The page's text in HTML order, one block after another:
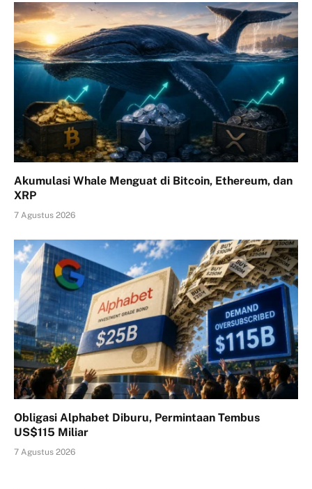
Akumulasi Whale Menguat di Bitcoin, Ethereum, dan
XRP
7 Agustus 2026
Obligasi Alphabet Diburu, Permintaan Tembus
US$115 Miliar
7 Agustus 2026